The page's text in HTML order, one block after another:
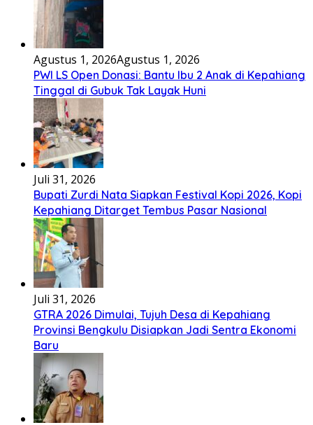
Agustus 1, 2026Agustus 1, 2026
PWI LS Open Donasi: Bantu Ibu 2 Anak di Kepahiang
Tinggal di Gubuk Tak Layak Huni
Juli 31, 2026
Bupati Zurdi Nata Siapkan Festival Kopi 2026, Kopi
Kepahiang Ditarget Tembus Pasar Nasional
Juli 31, 2026
GTRA 2026 Dimulai, Tujuh Desa di Kepahiang
Provinsi Bengkulu Disiapkan Jadi Sentra Ekonomi
Baru